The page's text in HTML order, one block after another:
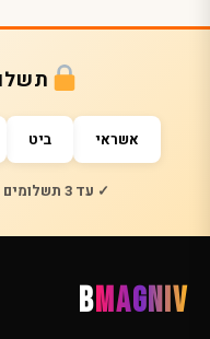
תשלום
אשראי ביט
✓ עד 3 תשלומים · ✓ ללא ריבית · ✓ ניתן לפצל
BMAGNIV